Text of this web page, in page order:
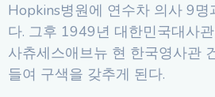
Hopkins병원에 연수차 의사 9명
다. 그후 1949년 대한민국대사
사츄세스애브뉴 현 한국영사관
들여 구색을 갖추게 된다.